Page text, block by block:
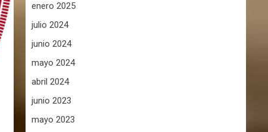
enero 2025
julio 2024
junio 2024
mayo 2024
abril 2024
junio 2023
mayo 2023